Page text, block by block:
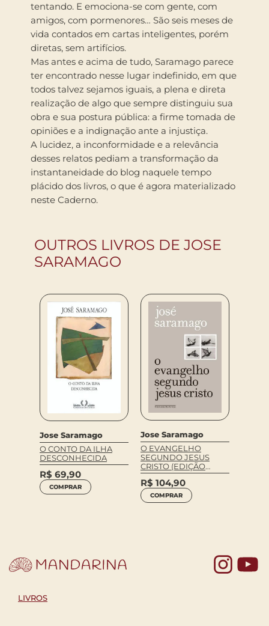
tentando. E emociona-se com gente, com
amigos, com pormenores… São seis meses de
vida contados em cartas inteligentes, porém
diretas, sem artifícios.
Mas antes e acima de tudo, Saramago parece
ter encontrado nesse lugar indefinido, em que
todos talvez sejamos iguais, a plena e direta
realização de algo que sempre distinguiu sua
obra e sua postura pública: a firme tomada de
opiniões e a indignação ante a injustiça.
A lucidez, a inconformidade e a relevância
desses relatos pediam a transformação da
instantaneidade do blog naquele tempo
plácido dos livros, o que é agora materializado
neste Caderno.
OUTROS LIVROS DE JOSE
SARAMAGO
Jose Saramago
O CONTO DA ILHA
DESCONHECIDA
R$ 69,90
COMPRAR
Jose Saramago
O EVANGELHO
SEGUNDO JESUS
CRISTO (EDIÇÃO
ESPECIAL)
R$ 104,90
COMPRAR
LIVROS